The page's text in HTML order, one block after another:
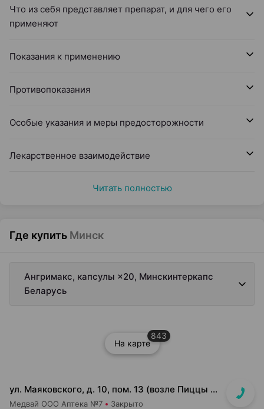
Что из себя представляет препарат, и для чего его
применяют
Показания к применению
Противопоказания
Особые указания и меры предосторожности
Лекарственное взаимодействие
Читать полностью
Где купить Минск
Ангримакс, капсулы ×20, Минскинтеркапс
Беларусь
На карте
843
ул. Маяковского, д. 10, пом. 13 (возле Пиццы Мании)
Медвай ООО Аптека №7 Закрыто